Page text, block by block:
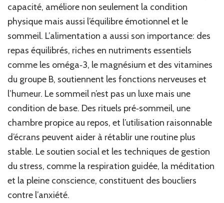
capacité, améliore non seulement la condition
physique mais aussi l’équilibre émotionnel et le
sommeil. L’alimentation a aussi son importance: des
repas équilibrés, riches en nutriments essentiels
comme les oméga‑3, le magnésium et des vitamines
du groupe B, soutiennent les fonctions nerveuses et
l’humeur. Le sommeil n’est pas un luxe mais une
condition de base. Des rituels pré‑sommeil, une
chambre propice au repos, et l’utilisation raisonnable
d’écrans peuvent aider à rétablir une routine plus
stable. Le soutien social et les techniques de gestion
du stress, comme la respiration guidée, la méditation
et la pleine conscience, constituent des boucliers
contre l’anxiété.